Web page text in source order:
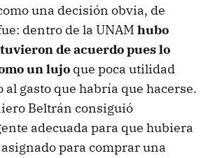
una decisión obvia, de
dentro de la UNAM hubo
de acuerdo pues lo
un lujo que poca utilidad
gasto que habría que hacerse.
Beltrán consiguió
adecuada para que hubiera
para comprar una